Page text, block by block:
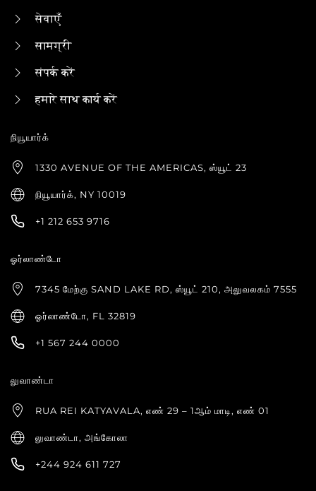
सेवाएँ
सामग्री
संपर्क करें
हमारे साथ कार्य करें
நியூயார்க்
1330 AVENUE OF THE AMERICAS, ஸ்யூட் 23
நியூயார்க், NY 10019
+1 212 653 9716
ஓர்லாண்டோ
7345 மேற்கு SAND LAKE RD, ஸ்யூட் 210, அலுவலகம் 7555
ஓர்லாண்டோ, FL 32819
+1 567 244 0000
லுவாண்டா
RUA REI KATYAVALA, எண் 29 – 1ஆம் மாடி, எண் 01
லுவாண்டா, அங்கோலா
+244 924 611 727